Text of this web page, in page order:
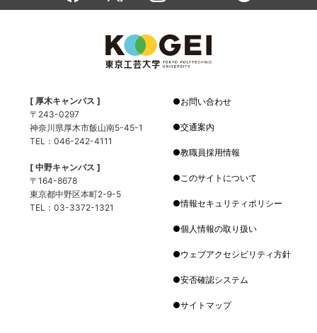
[ 厚木キャンパス ]
〒243-0297
神奈川県厚木市飯山南5-45-1
TEL：046-242-4111
[ 中野キャンパス ]
〒164-8678
東京都中野区本町2-9-5
TEL：03-3372-1321
お問い合わせ
交通案内
教職員採用情報
このサイトについて
情報セキュリティポリシー
個人情報の取り扱い
ウェブアクセシビリティ方針
安否確認システム
サイトマップ